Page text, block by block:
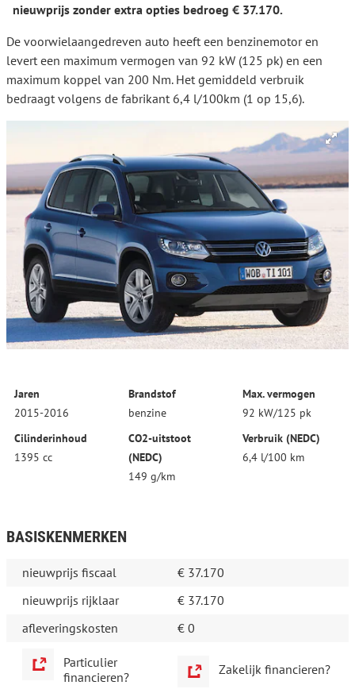
nieuwprijs zonder extra opties bedroeg € 37.170.
De voorwielaangedreven auto heeft een benzinemotor en
levert een maximum vermogen van 92 kW (125 pk) en een
maximum koppel van 200 Nm. Het gemiddeld verbruik
bedraagt volgens de fabrikant 6,4 l/100km (1 op 15,6).
Jaren
2015-2016
Brandstof
benzine
Max. vermogen
92 kW/125 pk
Cilinderinhoud
1395 cc
CO2-uitstoot
(NEDC)
149 g/km
Verbruik (NEDC)
6,4 l/100 km
BASISKENMERKEN
nieuwprijs fiscaal
€ 37.170
nieuwprijs rijklaar
€ 37.170
afleveringskosten
€ 0
Particulier
financieren?
Zakelijk financieren?